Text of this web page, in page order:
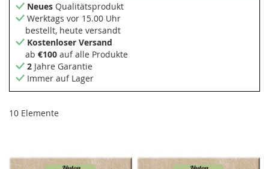
10 Elemente
Neues Qualitätsprodukt
Werktags vor 15.00 Uhr
bestellt, heute versandt
Kostenloser Versand
ab €100 auf alle Produkte
2 Jahre Garantie
Immer auf Lager